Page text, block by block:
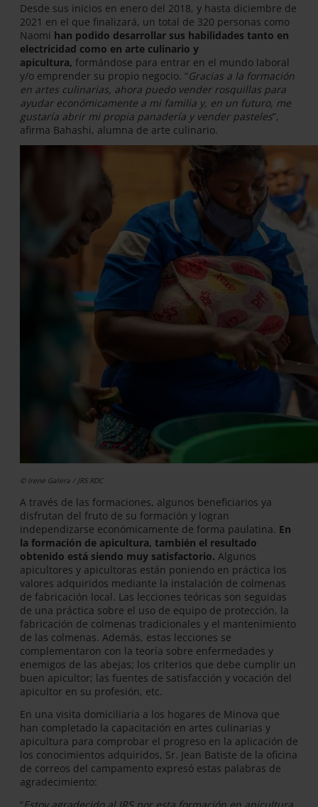
Desde sus inicios en enero del 2018, y hasta diciembre de
2021 en el que finalizará, un total de 320 personas como
Naomi han podido desarrollar sus habilidades tanto en
electricidad como en arte culinario y
apicultura, formándose para entrar en el mundo laboral
y/o emprender su propio negocio. “Gracias a la formación
en artes culinarias, ahora puedo vender rosquillas para
ayudar económicamente a mi familia y, en un futuro, me
gustaría abrir mi propia panadería y vender pasteles”,
afirma Bahashi, alumna de arte culinario.
© Irene Galera / JRS RDC
A través de las formaciones, algunos beneficiarios ya
disfrutan del fruto de su formación y logran
independizarse económicamente de forma paulatina. En
la formación de apicultura, también el resultado
obtenido está siendo muy satisfactorio. Algunos
apicultores y apicultoras están poniendo en práctica los
valores adquiridos mediante la instalación de colmenas
de fabricación local. Las lecciones teóricas son seguidas
de una práctica sobre el uso de equipo de protección, la
fabricación de colmenas tradicionales y el mantenimiento
de las colmenas. Además, estas lecciones se
complementaron con la teoría sobre enfermedades y
enemigos de las abejas; los criterios que debe cumplir un
buen apicultor; las fuentes de satisfacción y vocación del
apicultor en su profesión, etc.
En una visita domiciliaria a los hogares de Minova que
han completado la capacitación en artes culinarias y
apicultura para comprobar el progreso en la aplicación de
los conocimientos adquiridos, Sr. Jean Batiste de la oficina
de correos del campamento expresó estas palabras de
agradecimiento:
“Estoy agradecido al JRS por esta formación en apicultura